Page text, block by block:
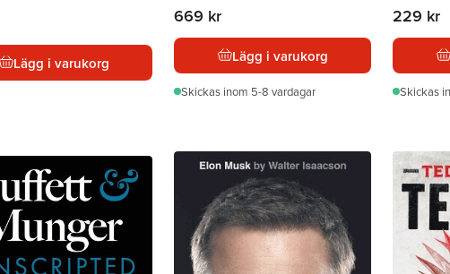
Lägg i varukorg
669 kr
Lägg i varukorg
Skickas inom 5-8 vardagar
229 kr
Skickas